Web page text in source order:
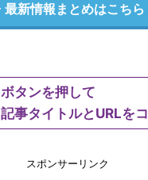
最新情報まとめはこちら
ボタンを押して
記事タイトルとURLを
スポンサーリンク